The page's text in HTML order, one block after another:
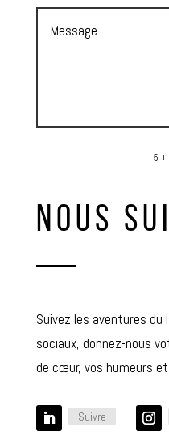
5 +
NOUS
Suivez les aventures
sociaux, donnez-nous
de cœur, vos humeurs
Suivre